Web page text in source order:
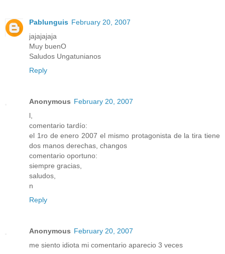
Pablunguis February 20, 2007
jajajajaja
Muy buenO
Saludos Ungatunianos
Reply
Anonymous February 20, 2007
l,
comentario tardío:
el 1ro de enero 2007 el mismo protagonista de la tira tiene
dos manos derechas, changos
comentario oportuno:
siempre gracias,
saludos,
n
Reply
Anonymous February 20, 2007
me siento idiota mi comentario aparecio 3 veces